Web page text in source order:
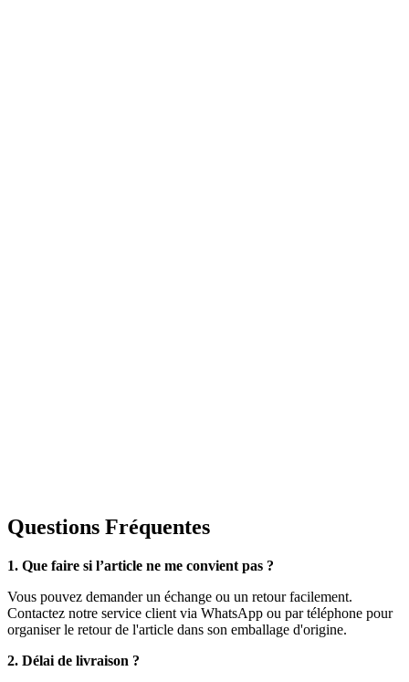
Questions Fréquentes
1. Que faire si l’article ne me convient pas ?
Vous pouvez demander un échange ou un retour facilement.
Contactez notre service client via WhatsApp ou par téléphone pour
organiser le retour de l'article dans son emballage d'origine.
2. Délai de livraison ?